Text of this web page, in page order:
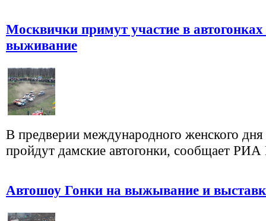
Москвички примут участие в
выживание
В предверии международного женского
пройдут дамские автогонки, сообщает
Автошоу Гонки на выжывание и